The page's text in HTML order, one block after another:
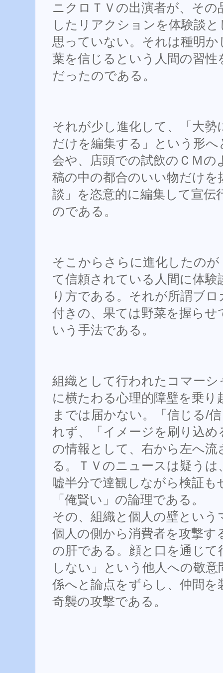
ニクロＴＶの出演者が、その
したリアクションを体験談
思っていない。それは種明
葉を信じるという人間の習性
だったのである。
それが少し進化して、「大
だけを編集する」という形
会や、店頭での試飲のＣＭ
稿の中の都合のいい物だけを
談」を恣意的に編集して宣伝
のである。
そこからさらに進化したの
て信頼されている人間に体
り方である。それが所謂ブ
付きの、果ては野菜を握ら
いう手法である。
組織として行われたコマー
に横たわる心理的障壁を乗
までは届かない。「信じる/
れず、「イメージを刷り込
の情報として、右から左へ
る。ＴＶのニュースは疑う
嘘半分で達観しながら検証
「俺賢い」の論理である。
その、組織と個人の壁とい
個人の側から消費者を攻撃す
の肝である。顔と口を通じ
しない」という他人への敬
係へと論点をずらし、仲間
奇襲の攻撃である。